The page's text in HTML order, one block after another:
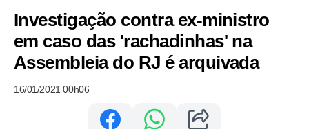
Investigação contra ex-ministro
em caso das 'rachadinhas' na
Assembleia do RJ é arquivada
16/01/2021 00h06